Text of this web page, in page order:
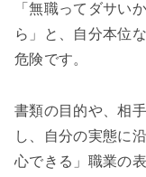
「無職ってダサい
ら」と、自分本位
危険です。
書類の目的や、相
し、自分の実態に
心できる」職業の